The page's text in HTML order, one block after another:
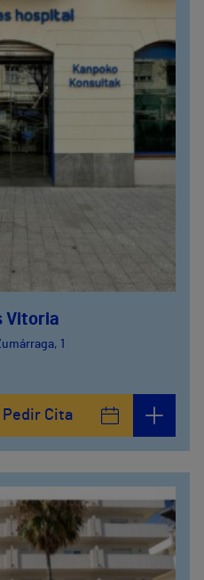
Vitoria
1
Pedir Cita